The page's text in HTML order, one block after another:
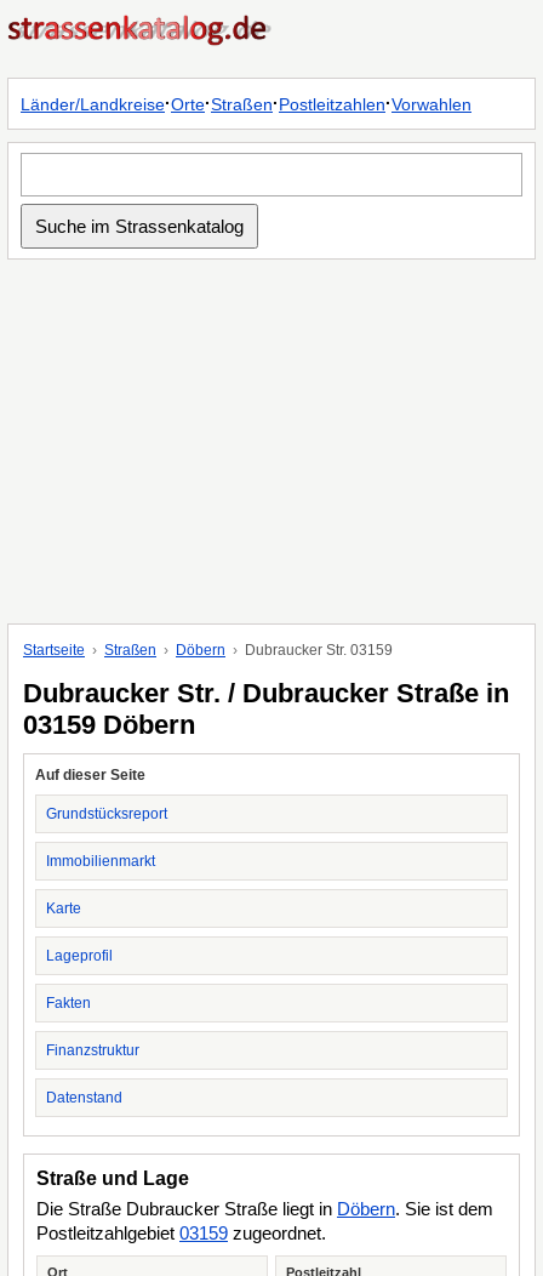
Länder/Landkreise·Orte·Straßen·Postleitzahlen·Vorwahlen
Startseite Straßen Döbern Dubraucker Str. 03159
Dubraucker Str. / Dubraucker Straße in
03159 Döbern
Auf dieser Seite
Grundstücksreport
Immobilienmarkt
Karte
Lageprofil
Fakten
Finanzstruktur
Datenstand
Straße und Lage
Die Straße Dubraucker Straße liegt in Döbern. Sie ist dem
Postleitzahlgebiet 03159 zugeordnet.
Ort Postleitzahl